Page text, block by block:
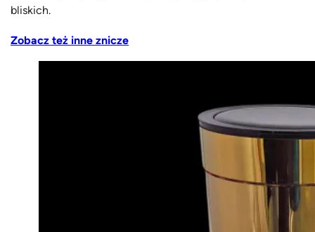
bliskich.
Zobacz też inne znicze